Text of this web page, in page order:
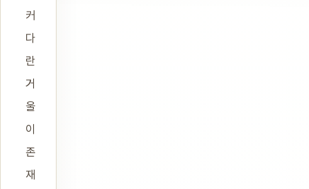
커
다
란
거
울
이
존
재